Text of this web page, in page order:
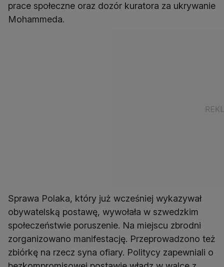
prace społeczne oraz dozór kuratora za ukrywanie
Mohammeda.
Sprawa Polaka, który już wcześniej wykazywał
obywatelską postawę, wywołała w szwedzkim
społeczeństwie poruszenie. Na miejscu zbrodni
zorganizowano manifestację. Przeprowadzono też
zbiórkę na rzecz syna ofiary. Politycy zapewniali o